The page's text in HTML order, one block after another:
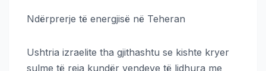
Ndërprerje të energjisë në Teheran
Ushtria izraelite tha gjithashtu se kishte kryer
sulme të reja kundër vendeve të lidhura me